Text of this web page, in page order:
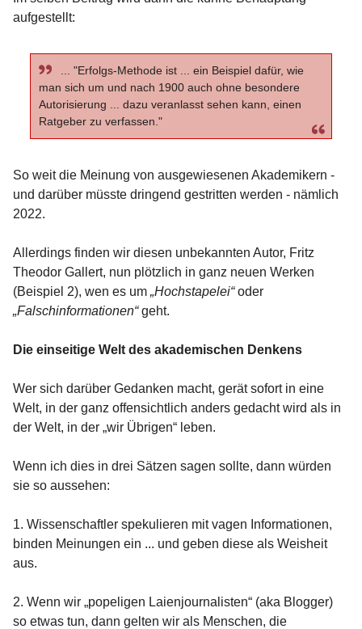
aufgestellt:
... "Erfolgs-Methode ist ... ein Beispiel dafür, wie
man sich um und nach 1900 auch ohne besondere
Autorisierung ... dazu veranlasst sehen kann, einen
Ratgeber zu verfassen."
So weit die Meinung von ausgewiesenen Akademikern -
und darüber müsste dringend gestritten werden - nämlich
2022.
Allerdings finden wir diesen unbekannten Autor, Fritz
Theodor Gallert, nun plötzlich in ganz neuen Werken
(Beispiel 2), wen es um „Hochstapelei“oder
„Falschinformationen“geht.
Die einseitige Welt des akademischen Denkens
Wer sich darüber Gedanken macht, gerät sofort in eine
Welt, in der ganz offensichtlich anders gedacht wird als in
der Welt, in der „wir Übrigen“ leben.
Wenn ich dies in drei Sätzen sagen sollte, dann würden
sie so aussehen:
1. Wissenschaftler spekulieren mit vagen Informationen,
binden Meinungen ein ... und geben diese als Weisheit
aus.
2. Wenn wir „popeligen Laienjournalisten“ (aka Blogger)
so etwas tun, dann gelten wir als Menschen, die